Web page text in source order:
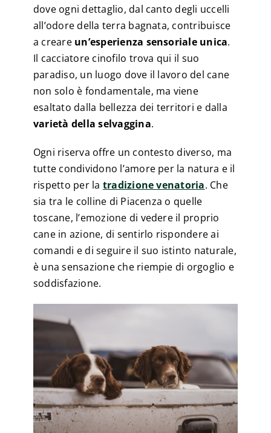
dove ogni dettaglio, dal canto degli uccelli
all’odore della terra bagnata, contribuisce
a creare un’esperienza sensoriale unica.
Il cacciatore cinofilo trova qui il suo
paradiso, un luogo dove il lavoro del cane
non solo è fondamentale, ma viene
esaltato dalla bellezza dei territori e dalla
varietà della selvaggina.
Ogni riserva offre un contesto diverso, ma
tutte condividono l’amore per la natura e il
rispetto per la tradizione venatoria. Che
sia tra le colline di Piacenza o quelle
toscane, l’emozione di vedere il proprio
cane in azione, di sentirlo rispondere ai
comandi e di seguire il suo istinto naturale,
è una sensazione che riempie di orgoglio e
soddisfazione.